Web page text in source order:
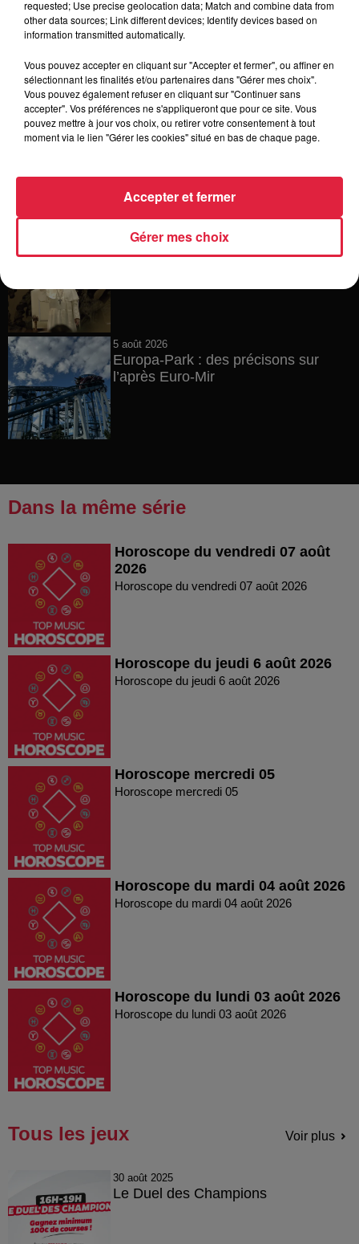
6 août 2026
Tags antisémites à Strasbourg :
6 août 2026
Au zoo de Mulhouse : rencontre
6 août 2026
Les dernières infos sur la venue du
5 août 2026
Europa-Park : des précisons sur
l’après Euro-Mir
Dans la même série
Horoscope du vendredi 07 août
2026
Horoscope du vendredi 07 août 2026
Horoscope du jeudi 6 août 2026
Horoscope du jeudi 6 août 2026
Horoscope mercredi 05
Horoscope mercredi 05
Horoscope du mardi 04 août 2026
Horoscope du mardi 04 août 2026
Horoscope du lundi 03 août 2026
Horoscope du lundi 03 août 2026
Tous les jeux Voir plus
30 août 2025
Le Duel des Champions
requested; Use precise geolocation data; Match and combine data from
other data sources; Link different devices; Identify devices based on
information transmitted automatically.
Vous pouvez accepter en cliquant sur "Accepter et fermer", ou affiner en
sélectionnant les finalités et/ou partenaires dans "Gérer mes choix".
Vous pouvez également refuser en cliquant sur "Continuer sans
accepter". Vos préférences ne s'appliqueront que pour ce site. Vous
pouvez mettre à jour vos choix, ou retirer votre consentement à tout
moment via le lien "Gérer les cookies" situé en bas de chaque page.
Gérer mes choix
Accepter et fermer